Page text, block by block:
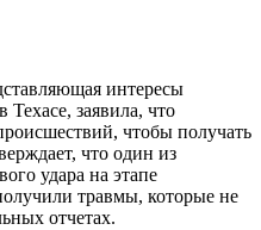
интересы
Техасе, заявила, что
чтобы получать
что один из
удара на этапе
травмы, которые не
отчетах.